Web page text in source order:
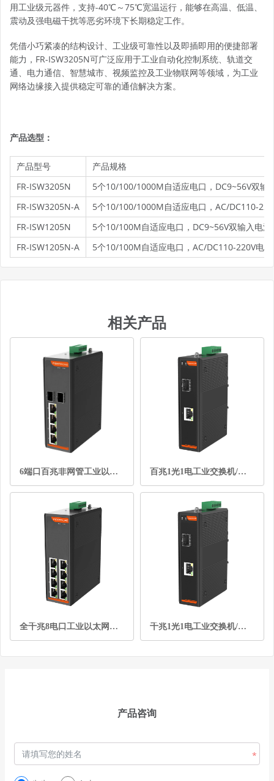
用工业级元器件，支持-40℃～75℃宽温运行，能够在高温、低温、
震动及强电磁干扰等恶劣环境下长期稳定工作。
凭借小巧紧凑的结构设计、工业级可靠性以及即插即用的便捷部署
能力，FR-ISW3205N可广泛应用于工业自动化控制系统、轨道交
通、电力通信、智慧城市、视频监控及工业物联网等领域，为工业
网络边缘接入提供稳定可靠的通信解决方案。
产品选型：
产品型号
产品规格
FR-ISW3205N
5个10/100/1000M自适应电口，DC9~56V双输
FR-ISW3205N-A
5个10/100/1000M自适应电口，AC/DC110-
FR-ISW1205N
5个10/100M自适应电口，DC9~56V双输入电源
FR-ISW1205N-A
5个10/100M自适应电口，AC/DC110-220V电源
相关产品
6端口百兆非网管工业以太网交换机 百兆1光1电工业交换机/光纤收发器
全千兆8电口工业以太网交换机 千兆1光1电工业交换机/光纤收发器
产品咨询